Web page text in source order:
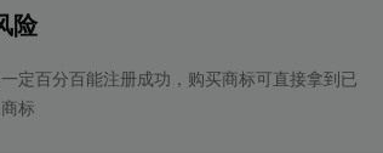
险
定百分百能注册成功，购买商标可直接拿到已
标